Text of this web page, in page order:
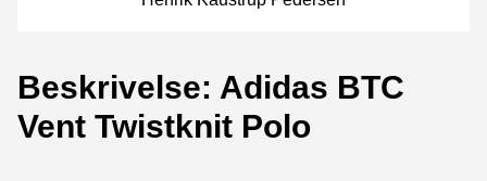
Beskrivelse: Adidas BTC
Vent Twistknit Polo